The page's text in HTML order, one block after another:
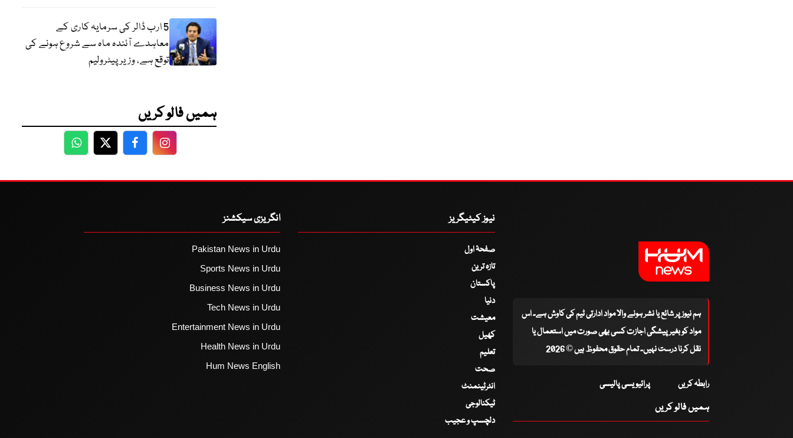
5 ارب ڈالر کی سرمایہ کاری کے
معاہدے آئندہ ماہ سے شروع ہونے کی
توقع ہے، وزیر پیٹرولیم
ہمیں فالو کریں
WhatsApp
TwitterFacebookFacebook
ہم نیوز پر شائع یا نشر ہونے والا مواد ادارتی ٹیم کی کاوش ہے۔ اس
مواد کو بغیر پیشگی اجازت کسی بھی صورت میں استعمال یا
نقل کرنا درست نہیں۔ تمام حقوق محفوظ ہیں © 2026
رابطہ کریں پرائیویسی پالیسی
ہمیں فالو کریں
نیوز کیٹیگریز
صفحۂ اول
تازہ ترین
پاکستان
دنیا
معیشت
کھیل
تعلیم
صحت
انٹرٹینمنٹ
ٹیکنالوجی
دلچسپ و عجیب
انگریزی سیکشنز
Pakistan News in Urdu
Sports News in Urdu
Business News in Urdu
Tech News in Urdu
Entertainment News in Urdu
Health News in Urdu
Hum News English